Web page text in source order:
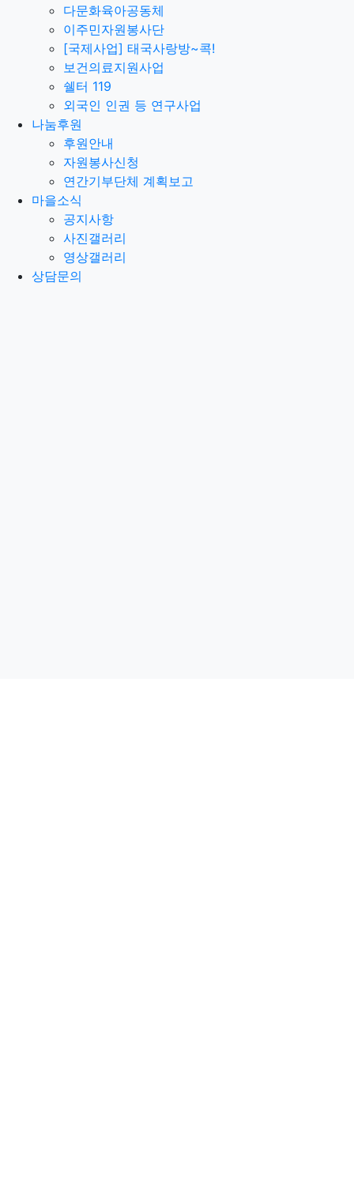
다문화육아공동체
이주민자원봉사단
[국제사업] 태국사랑방~콕!
보건의료지원사업
쉘터 119
외국인 인권 등 연구사업
나눔후원
후원안내
자원봉사신청
연간기부단체 계획보고
마을소식
공지사항
사진갤러리
영상갤러리
상담문의